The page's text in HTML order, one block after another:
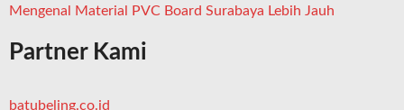
Mengenal Material PVC Board Surabaya Lebih Jauh
Partner Kami
batubeling.co.id